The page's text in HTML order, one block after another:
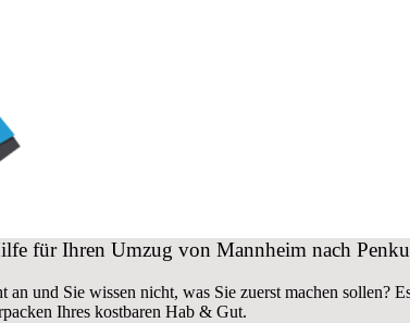
für Ihren Umzug von Mannheim nach
und Sie wissen nicht, was Sie zuerst machen
Ihres kostbaren Hab & Gut.